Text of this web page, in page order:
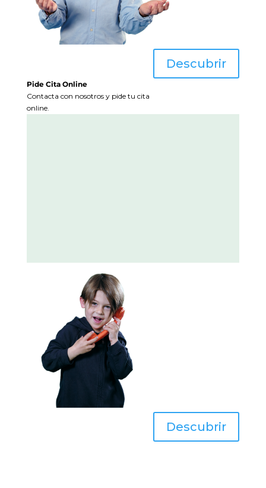
Descubrir
Pide Cita Online
Contacta con nosotros y pide tu cita
online.
Descubrir